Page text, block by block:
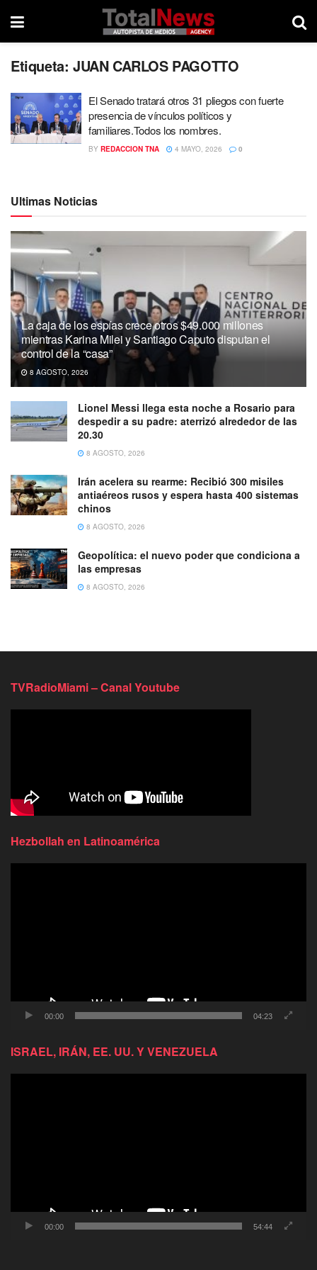
Etiqueta: JUAN CARLOS PAGOTTO
El Senado tratará otros 31 pliegos con fuerte
presencia de vínculos políticos y
familiares.Todos los nombres.
BY REDACCION TNA 4 MAYO, 2026 0
Ultimas Noticias
La caja de los espías crece otros $49.000 millones
mientras Karina Milei y Santiago Caputo disputan el
control de la “casa”
8 AGOSTO, 2026
Lionel Messi llega esta noche a Rosario para
despedir a su padre: aterrizó alrededor de las
20.30
8 AGOSTO, 2026
Irán acelera su rearme: Recibió 300 misiles
antiaéreos rusos y espera hasta 400 sistemas
chinos
8 AGOSTO, 2026
Geopolítica: el nuevo poder que condiciona a
las empresas
8 AGOSTO, 2026
TVRadioMiami – Canal Youtube
Hezbollah en Latinoamérica
00:00 04:23
ISRAEL, IRÁN, EE. UU. Y VENEZUELA
00:00 54:44